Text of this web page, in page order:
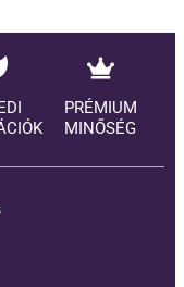
PRÉMIUM
MINŐSÉG